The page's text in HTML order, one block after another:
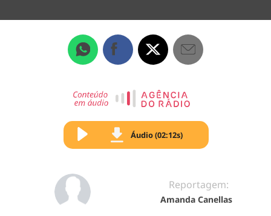
Áudio (02:12s)
Reportagem:
Amanda Canellas